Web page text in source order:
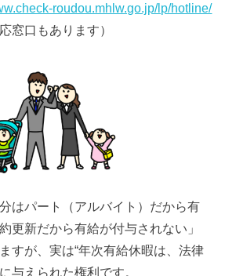
roudou.mhlw.go.jp/lp/hotline/
窓口もあります）
はパート（アルバイト）だから有
更新だから有給が付与されない」
すが、実は“年次有給休暇は、法律
与えられた権利です。